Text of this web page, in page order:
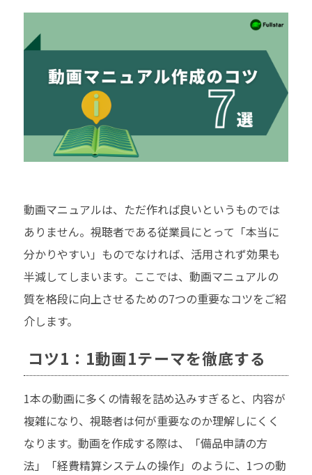
動画マニュアルは、ただ作れば良いというものでは
ありません。視聴者である従業員にとって「本当に
分かりやすい」ものでなければ、活用されず効果も
半減してしまいます。ここでは、動画マニュアルの
質を格段に向上させるための7つの重要なコツをご紹
介します。
コツ1：1動画1テーマを徹底する
1本の動画に多くの情報を詰め込みすぎると、内容が
複雑になり、視聴者は何が重要なのか理解しにくく
なります。動画を作成する際は、「備品申請の方
法」「経費精算システムの操作」のように、1つの動